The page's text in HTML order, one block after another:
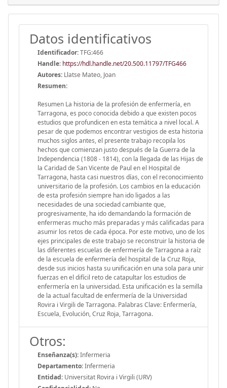
Datos identificativos
Identificador:TFG:466
Handle: https://hdl.handle.net/20.500.11797/TFG466
Autores: Llatse Mateo, Joan
Resumen:
Resumen La historia de la profesión de enfermería, en
Tarragona, es poco conocida debido a que existen pocos
estudios que profundicen en esta temática a nivel local. A
pesar de que podemos encontrar vestigios de esta historia
muchos siglos antes, el presente trabajo recopila los
hechos que comienzan justo después de la Guerra de la
Independencia (1808 - 1814), con la llegada de las Hijas de
la Caridad de San Vicente de Paul en el Hospital de
Tarragona, hasta casi nuestros días, con el reconocimiento
universitario de la profesión. Los cambios en la educación
de esta profesión siempre han ido ligados a las
necesidades de una sociedad cambiante que,
progresivamente, ha ido demandando la formación de
enfermeras mucho más preparadas y más calificadas para
asumir los retos de cada época. Por este motivo, uno de los
ejes principales de este trabajo se reconstruir la historia de
las diferentes escuelas de enfermería de Tarragona a raíz
de la escuela de enfermería del hospital de la Cruz Roja,
desde sus inicios hasta su unificación en una sola para unir
fuerzas en el difícil reto de catapultar los estudios de
enfermería en la universidad. Esta unificación es la semilla
de la actual facultad de enfermería de la Universidad
Rovira i Virgili de Tarragona. Palabras Clave: Enfermería,
Escuela, Evolución, Cruz Roja, Tarragona.
Otros:
Enseñanza(s):Infermeria
Departamento:Infermeria
Entidad: Universitat Rovira i Virgili (URV)